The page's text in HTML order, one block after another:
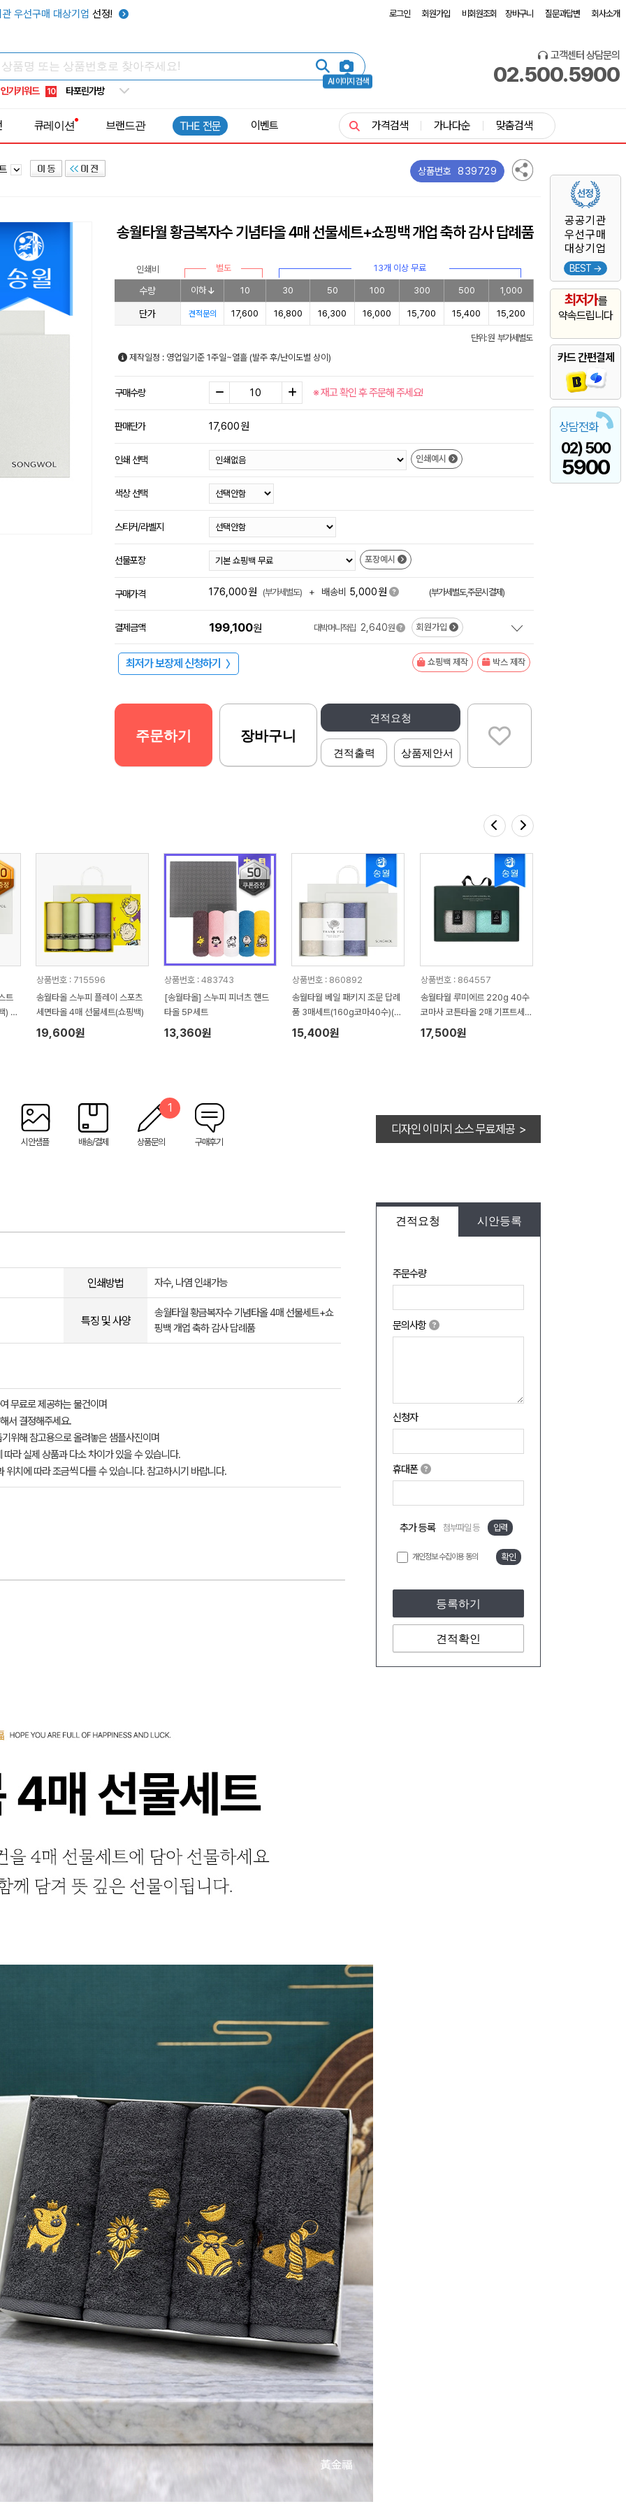
우선구매 대상기업 선정! 로그인 회원가입 비회원조회 장바구니 질문과답변 회사소개
AI 이미지 검색
인기키워드
7 텀블러
10 타포린가방
1 선풍기
고객센터 상담문의
02.500.5900
공공기관
우선구매
대상기업
BEST →
최저가를
약속드립니다
카드 간편결제
상담전화
02) 500
5900
큐레이션 브랜드관 THE 전문 이벤트 가격검색 가나다순 맞춤검색
상품번호 839729
송월타월 황금복자수 기념타올 4매 선물세트+쇼핑백 개업 축하 감사 답례품
인쇄비 별도 13개 이상 무료
수량 이하 10 30 50 100 300 500 1,000
단가 견적문의 17,600 16,800 16,300 16,000 15,700 15,400 15,200
단위: 원 부가세별도
제작일정 : 영업일기준 1주일~열흘 (발주 후/난이도별 상이)
구매수량 ※ 재고 확인 후 주문해 주세요!
판매단가 17,600원
인쇄 선택 인쇄예시
색상 선택
스티커/라벨지
선물포장 포장예시
구매가격 176,000원 (부가세별도) + 배송비 5,000원 (부가세별도,주문시결제)
결제금액 199,100원 대박머니적립 2,640원 회원가입
최저가 보장제 신청하기 〉 쇼핑백 제작 박스 제작
견적요청
견적출력 상품제안서
주문하기 장바구니
트
) 기
상품번호 : 715596
송월타올 스누피 플레이 스포츠
세면타올 4매 선물세트(쇼핑백)
19,600원
상품번호 : 483743
[송월타올] 스누피 피너츠 핸드
타올 5P세트
13,360원
상품번호 : 860892
송월타월 베일 패키지 조문 답례
품 3매세트(160g코마40수)(쇼
핑백 증정)
15,400원
상품번호 : 864557
송월타월 루미에르 220g 40수
코마사 코튼타올 2매 기프트세트
선물 답례품
17,500원
시안샘플 배송/결제 상품문의
1
구매후기
디자인 이미지 소스 무료제공 >
견적요청 시안등록
주문수량
문의사항
신청자
휴대폰
추가 등록 첨부파일 등 입력
개인정보 수집이용 동의 확인
등록하기
견적확인
인쇄방법 자수, 나염 인쇄가능
특징 및 사양
송월타월 황금복자수 기념타올 4매 선물세트+쇼
핑백 개업 축하 감사 답례품
무료로 제공하는 물건이며
서 결정해주세요.
위해 참고용으로 올려놓은 샘플사진이며
라 실제 상품과 다소 차이가 있을 수 있습니다.
위치에 따라 조금씩 다를 수 있습니다. 참고하시기 바랍니다.